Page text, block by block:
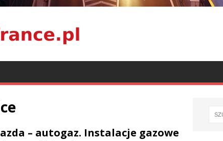
– autogaz. Instalacje gazowe